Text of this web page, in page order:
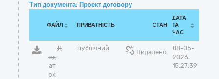
Тип документа: Проект договору
ФАЙЛ ПРИВАТНІСТЬ СТАН
ДАТА
ТА
ЧАС
Д
од
ат
ок
публічний
Видалено
08-05-
2026,
15:27:39